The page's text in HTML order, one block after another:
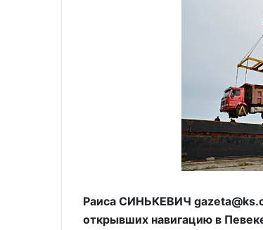
Раиса СИНЬКЕВИЧ
открывших навигацию в